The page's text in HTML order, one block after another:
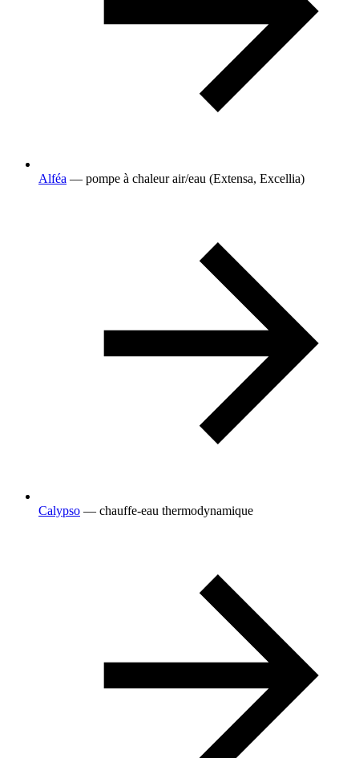
Alféa — pompe à chaleur air/eau (Extensa, Excellia)
Calypso — chauffe-eau thermodynamique